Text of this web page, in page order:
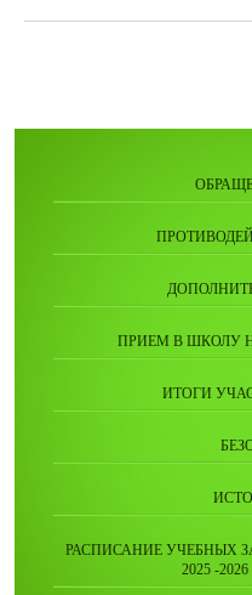
ПРИЕМ В ШКОЛУ
ИТОГИ
РАСПИСАНИЕ УЧЕБНЫХ
2025 -